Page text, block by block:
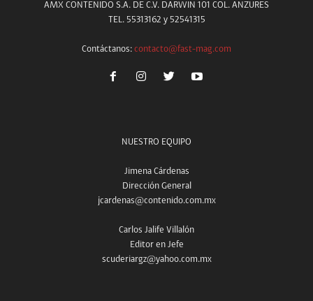
AMX CONTENIDO S.A. DE C.V. DARWIN 101 COL. ANZURES
TEL. 55313162 y 52541315
Contáctanos: contacto@fast-mag.com
NUESTRO EQUIPO
Jimena Cárdenas
Dirección General
jcardenas@contenido.com.mx
Carlos Jalife Villalón
Editor en Jefe
scuderiargz@yahoo.com.mx